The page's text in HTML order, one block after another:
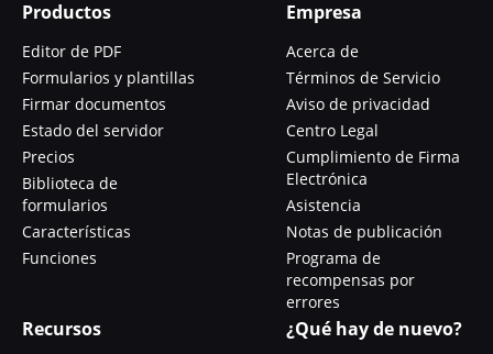
Productos
Editor de PDF
Formularios y plantillas
Firmar documentos
Estado del servidor
Precios
Biblioteca de
formularios
Características
Funciones
Empresa
Acerca de
Términos de Servicio
Aviso de privacidad
Centro Legal
Cumplimiento de Firma
Electrónica
Asistencia
Notas de publicación
Programa de
recompensas por
errores
Recursos ¿Qué hay de nuevo?